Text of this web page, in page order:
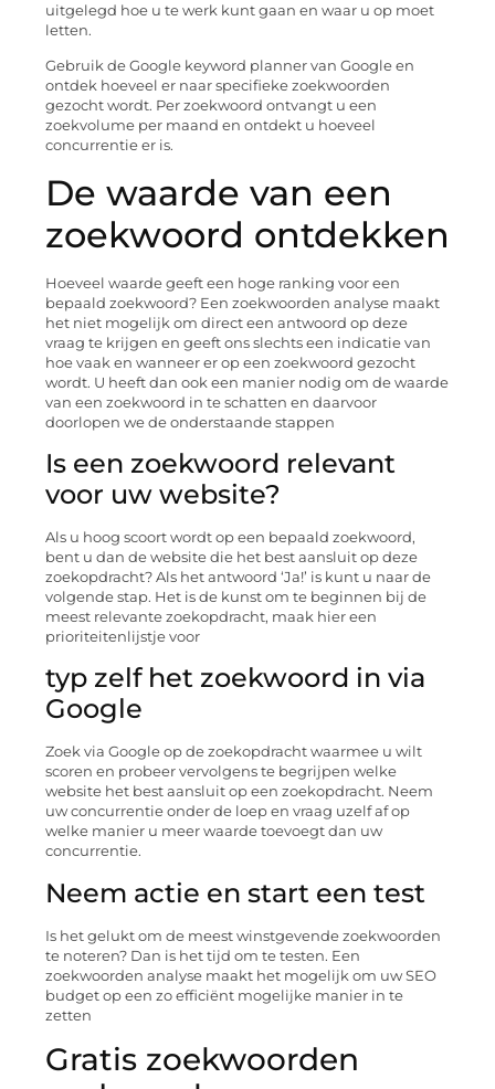
uitgelegd hoe u te werk kunt gaan en waar u op moet
letten.
Gebruik de Google keyword planner van Google en
ontdek hoeveel er naar specifieke zoekwoorden
gezocht wordt. Per zoekwoord ontvangt u een
zoekvolume per maand en ontdekt u hoeveel
concurrentie er is.
De waarde van een
zoekwoord ontdekken
Hoeveel waarde geeft een hoge ranking voor een
bepaald zoekwoord? Een zoekwoorden analyse maakt
het niet mogelijk om direct een antwoord op deze
vraag te krijgen en geeft ons slechts een indicatie van
hoe vaak en wanneer er op een zoekwoord gezocht
wordt. U heeft dan ook een manier nodig om de waarde
van een zoekwoord in te schatten en daarvoor
doorlopen we de onderstaande stappen
Is een zoekwoord relevant
voor uw website?
Als u hoog scoort wordt op een bepaald zoekwoord,
bent u dan de website die het best aansluit op deze
zoekopdracht? Als het antwoord ‘Ja!’ is kunt u naar de
volgende stap. Het is de kunst om te beginnen bij de
meest relevante zoekopdracht, maak hier een
prioriteitenlijstje voor
typ zelf het zoekwoord in via
Google
Zoek via Google op de zoekopdracht waarmee u wilt
scoren en probeer vervolgens te begrijpen welke
website het best aansluit op een zoekopdracht. Neem
uw concurrentie onder de loep en vraag uzelf af op
welke manier u meer waarde toevoegt dan uw
concurrentie.
Neem actie en start een test
Is het gelukt om de meest winstgevende zoekwoorden
te noteren? Dan is het tijd om te testen. Een
zoekwoorden analyse maakt het mogelijk om uw SEO
budget op een zo efficiënt mogelijke manier in te
zetten
Gratis zoekwoorden